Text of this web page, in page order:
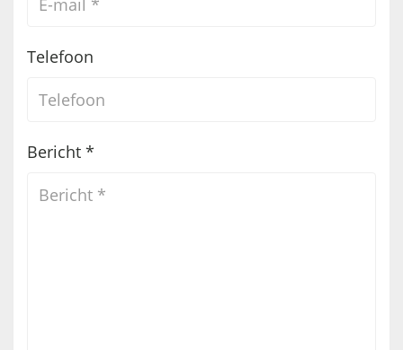
Telefoon
Bericht *